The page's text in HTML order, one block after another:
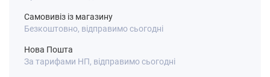
Самовивіз із магазину
Безкоштовно, відправимо сьогодні
Нова Пошта
За тарифами НП, відправимо сьогодні